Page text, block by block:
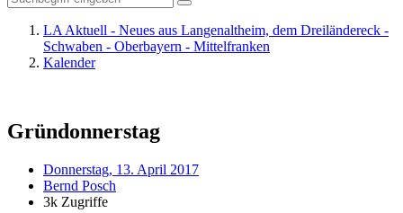
LA Aktuell - Neues aus Langenaltheim, dem Dreiländereck -
Schwaben - Oberbayern - Mittelfranken
Kalender
Gründonnerstag
Donnerstag, 13. April 2017
Bernd Posch
3k Zugriffe